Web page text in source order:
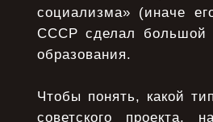
социализма» (иначе
СССР сделал большой
образования.
Чтобы понять, какой
советского проекта,